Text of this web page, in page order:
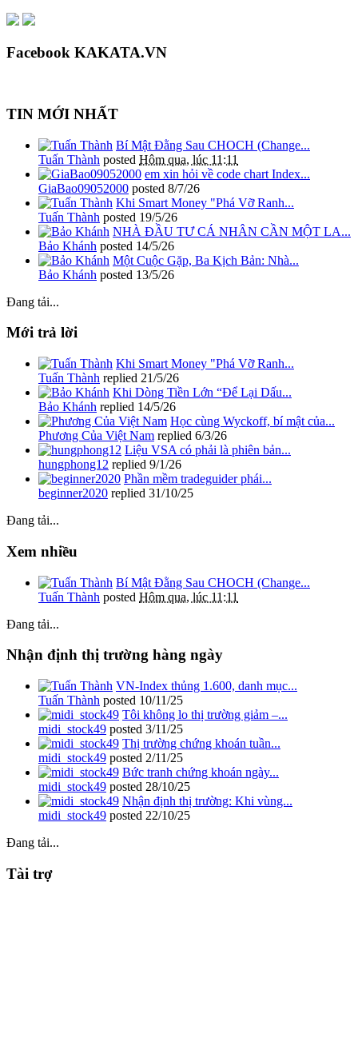
Facebook KAKATA.VN
TIN MỚI NHẤT
Bí Mật Đằng Sau CHOCH (Change...
Tuấn Thành posted Hôm qua, lúc 11:11
em xin hỏi về code chart Index...
GiaBao09052000 posted 8/7/26
Khi Smart Money "Phá Vỡ Ranh...
Tuấn Thành posted 19/5/26
NHÀ ĐẦU TƯ CÁ NHÂN CẦN MỘT LA...
Bảo Khánh posted 14/5/26
Một Cuộc Gặp, Ba Kịch Bản: Nhà...
Bảo Khánh posted 13/5/26
Đang tải...
Mới trả lời
Khi Smart Money "Phá Vỡ Ranh...
Tuấn Thành replied 21/5/26
Khi Dòng Tiền Lớn “Để Lại Dấu...
Bảo Khánh replied 14/5/26
Học cùng Wyckoff, bí mật của...
Phương Của Việt Nam replied 6/3/26
Liệu VSA có phải là phiên bản...
hungphong12 replied 9/1/26
Phần mềm tradeguider phái...
beginner2020 replied 31/10/25
Đang tải...
Xem nhiều
Bí Mật Đằng Sau CHOCH (Change...
Tuấn Thành posted Hôm qua, lúc 11:11
Đang tải...
Nhận định thị trường hàng ngày
VN-Index thủng 1.600, danh mục...
Tuấn Thành posted 10/11/25
Tôi không lo thị trường giảm –...
midi_stock49 posted 3/11/25
Thị trường chứng khoán tuần...
midi_stock49 posted 2/11/25
Bức tranh chứng khoán ngày...
midi_stock49 posted 28/10/25
Nhận định thị trường: Khi vùng...
midi_stock49 posted 22/10/25
Đang tải...
Tài trợ